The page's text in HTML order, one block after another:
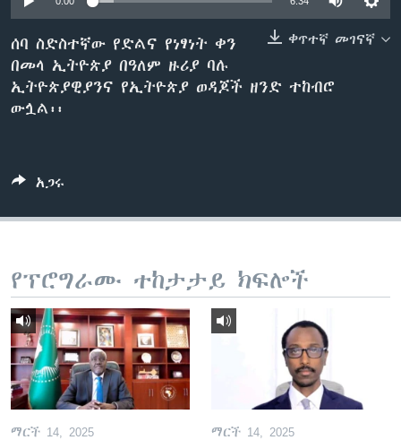
ቋንቋዎች
ቀጥተኛ መገናኛ
ሰባ ስድስተኛው የድልና የነፃነት ቀን
በመላ ኢትዮጵያ በዓለም ዙሪያ ባሉ
ኢትዮጵያዊያንና የኢትዮጵያ ወዳጆች ዘንድ ተከብሮ
ውሏል፡፡
አጋሩ
የፕሮግራሙ ተከታታይ ክፍሎች
ማርች 14, 2025 ማርች 14, 2025